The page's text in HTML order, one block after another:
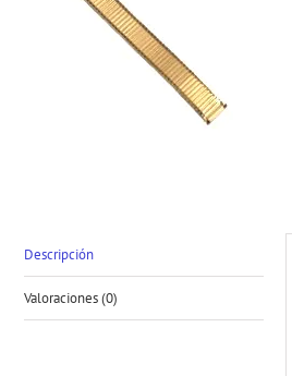
Descripción
Valoraciones (0)